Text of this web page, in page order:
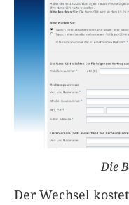
Die
Der Wechsel